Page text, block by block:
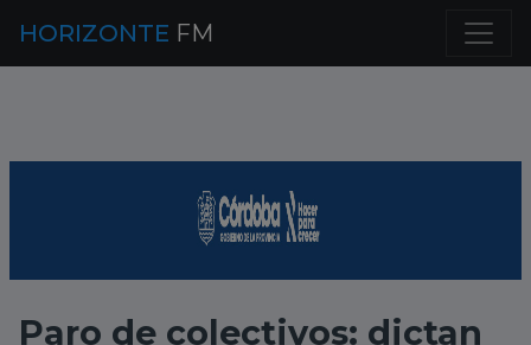
HORIZONTE FM
Paro de colectivos: dictan